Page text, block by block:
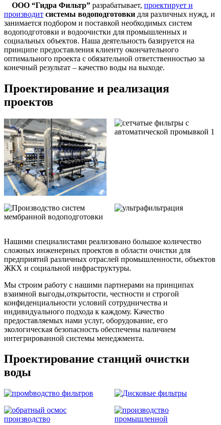
ООО “Гидра Фильтр” разрабатывает, проектирует и
производит системы водоподготовки для различных нужд, и
занимается подбором и поставкой необходимых систем
водоподготовки и водоочистки для промышленных и
социальных объектов. Наша деятельность базируется на
принципе предоставления клиенту окончательного
оптимального проекта с обязательной ответственностью за
конечный результат – качество воды на выходе.
Проектирование и реализация
проектов
Нашими специалистами реализовано большое количество
сложных инженерных проектов в области очистки для
предприятий различных отраслей промышленности, объектов
ЖКХ и социальной инфраструктуры.
Мы строим работу с нашими партнерами на принципах
взаимной выгоды,открытости, честности и строгой
конфиденциальности условий сотрудничества и
индивидуального подхода к каждому. Качество
предоставляемых нами услуг, оборудование, его
экологическая безопасность обеспечены наличием
интегрированной системы менеджмента.
Проектирование станций очистки
воды